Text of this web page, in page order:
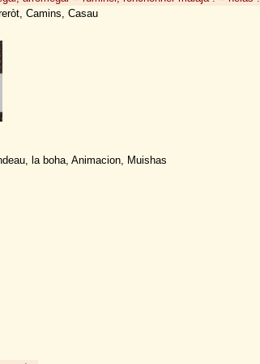
Camins, Casau
la boha, Animacion, Muishas